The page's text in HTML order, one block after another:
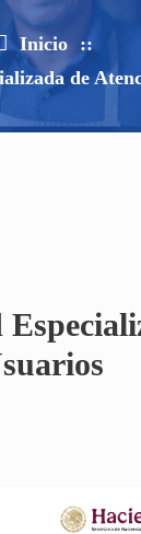
Inicio ::
de